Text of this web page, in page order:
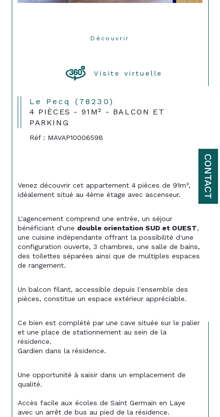
CONTACT
Découvrir
Visite virtuelle
Le Pecq (78230)
4 PIÈCES - 91M² - BALCON ET
PARKING
Réf : MAVAP10006598
Venez découvrir cet appartement 4 pièces de 91m²,
idéalement situé au 4ème étage avec ascenseur.
L'agencement comprend une entrée, un séjour
bénéficiant d'une double orientation SUD et OUEST,
une cuisine indépendante offrant la possibilité d'une
configuration ouverte, 3 chambres, une salle de bains,
des toilettes séparées ainsi que de multiples espaces
de rangement.
Un balcon filant, accessible depuis l'ensemble des
pièces, constitue un espace extérieur appréciable.
Ce bien est complété par une cave située sur le palier
et une place de stationnement au sein de la
résidence.
Gardien dans la résidence.
Une opportunité à saisir dans un emplacement de
qualité.
Accès facile aux écoles de Saint Germain en Laye
avec un arrêt de bus au pied de la résidence.